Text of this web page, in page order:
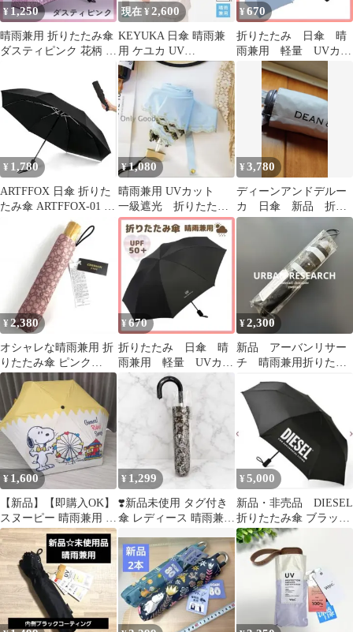
¥1,250
晴雨兼用 折りたたみ傘
ダスティピンク 花柄 雨
現在 ¥2,600
KEYUKA 日傘 晴雨兼
用 ケユカ UV
PROTECTION
¥670
折りたたみ 日傘 晴
雨兼用 軽量 UVカッ
ト 遮光100％ コンパ
クト 新品 青
¥ 1,780
ARTFFOX 日傘 折りた
たみ傘 ARTFFOX-01 晴
¥1,080
晴雨兼用 UVカット
一級遮光 折りたたみ
傘 星柄刺繍 軽量 コン
パクト 日傘
¥3,780
ディーンアンドデルー
カ 日傘 新品 折り
畳み傘 晴雨兼用 シ
¥2,380
オシャレな晴雨兼用 折
りたたみ傘 ピンク
B1557
¥ 670
折りたたみ 日傘 晴
雨兼用 軽量 UVカッ
ト 遮光100％ コンパ
クト 新品 黒
¥2,300
新品 アーバンリサー
チ 晴雨兼用折りたた
ィース軽量コンパクト
¥ 1,600
【新品】【即購入OK】
スヌーピー 晴雨兼用 折
りたたみ傘
¥ 1,299
❣️新品未使用 タグ付き
傘 レディース 晴雨兼用
ブラウン
¥ 5,000
新品・非売品 DIESEL
折りたたみ傘 ブラック
ロゴ